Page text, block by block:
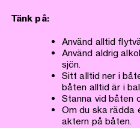
Tänk på:
Använd alltid
Använd aldrig
sjön.
Sitt alltid ner i
båten alltid är i
Stanna vid båten
Om du ska rädda
aktern på båten.